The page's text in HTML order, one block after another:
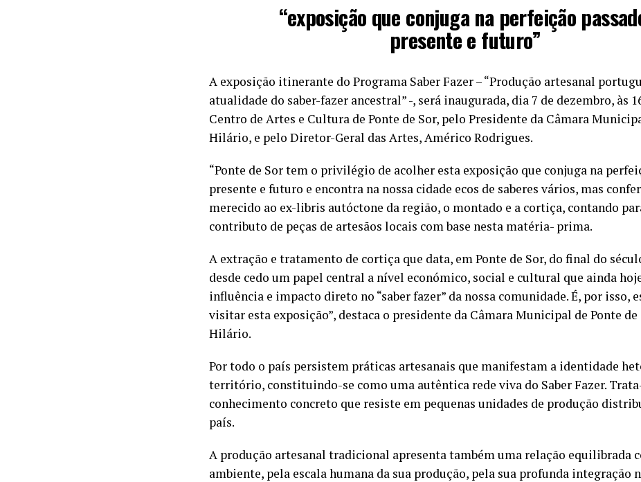
“exposição que conjuga na perfeição
presente e futuro”
A exposição itinerante do Programa Saber Fazer – “Produção artesanal
atualidade do saber-fazer ancestral” -, será inaugurada, dia 7 de dezembro, às
Centro de Artes e Cultura de Ponte de Sor, pelo Presidente da Câmara
Hilário, e pelo Diretor-Geral das Artes, Américo Rodrigues.
“Ponte de Sor tem o privilégio de acolher esta exposição que conjuga na
presente e futuro e encontra na nossa cidade ecos de saberes vários, mas
merecido ao ex-libris autóctone da região, o montado e a cortiça, contando
contributo de peças de artesãos locais com base nesta matéria- prima.
A extração e tratamento de cortiça que data, em Ponte de Sor, do final do
desde cedo um papel central a nível económico, social e cultural que ainda
influência e impacto direto no “saber fazer” da nossa comunidade. É, por isso,
visitar esta exposição”, destaca o presidente da Câmara Municipal de Ponte de
Hilário.
Por todo o país persistem práticas artesanais que manifestam a identidade
território, constituindo-se como uma autêntica rede viva do Saber Fazer.
conhecimento concreto que resiste em pequenas unidades de produção
país.
A produção artesanal tradicional apresenta também uma relação equilibrada
ambiente, pela escala humana da sua produção, pela sua profunda integração